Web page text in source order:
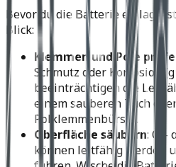
Bevor du die Batterie
Blick:
Klemmen und Pole
Schmutz oder Korrosion
beeinträchtigen die
einem sauberen Tuch
Polklemmenbürste.
Oberfläche säubern: Öl-
können leitfähig werden